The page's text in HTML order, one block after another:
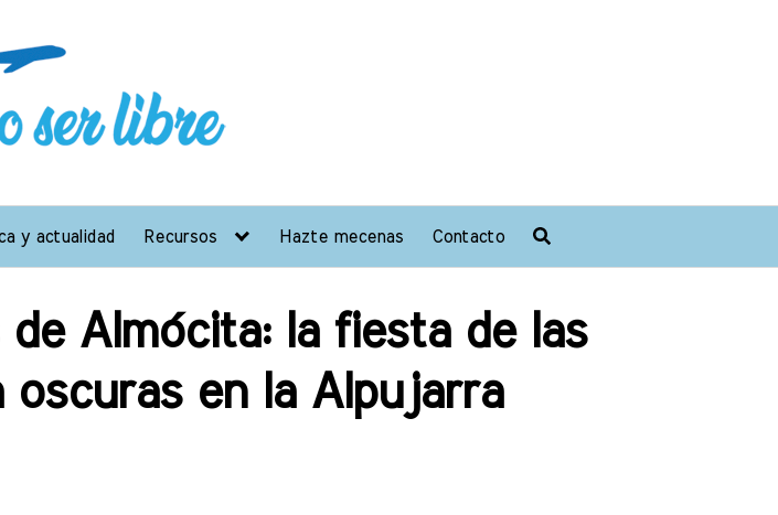
y actualidad Recursos Hazte mecenas Contacto
Almócita: la fiesta de las
oscuras en la Alpujarra